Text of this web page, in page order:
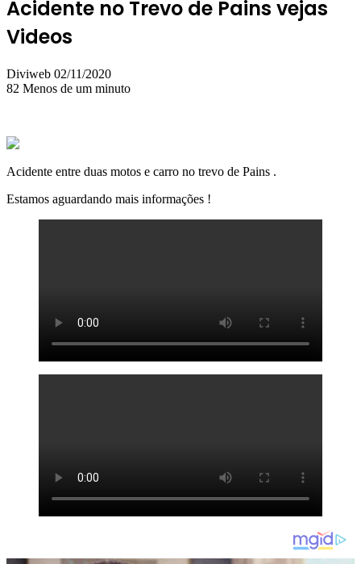
Acidente no Trevo de Pains vejas
Videos
Diviweb Mande
um
02/11/2020
82 Menos de um minuto
Acidente entre duas motos e carro no trevo de Pains .
Estamos aguardando mais informações !